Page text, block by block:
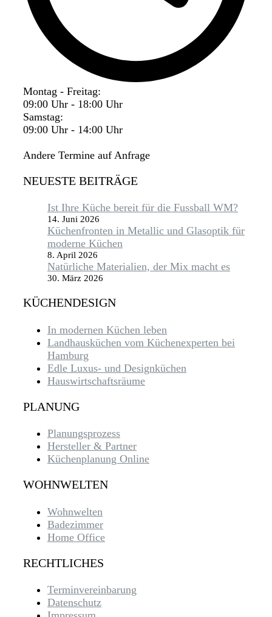
Montag - Freitag:
09:00 Uhr - 18:00 Uhr
Samstag:
09:00 Uhr - 14:00 Uhr
Andere Termine auf Anfrage
NEUESTE BEITRÄGE
Ist Ihre Küche bereit für die Fussball WM?
14. Juni 2026
Küchenfronten in Metallic und Glasoptik für
moderne Küchen
8. April 2026
Natürliche Materialien, der Mix macht es
30. März 2026
KÜCHENDESIGN
In modernen Küchen leben
Landhausküchen vom Küchenexperten bei
Hamburg
Edle Luxus- und Designküchen
Hauswirtschaftsräume
PLANUNG
Planungsprozess
Hersteller & Partner
Küchenplanung Online
WOHNWELTEN
Wohnwelten
Badezimmer
Home Office
RECHTLICHES
Terminvereinbarung
Datenschutz